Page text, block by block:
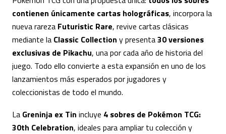
contienen únicamente cartas holográficas, incorpora la
nueva rareza Futuristic Rare, revive cartas clásicas
mediante la Classic Collection y presenta30 versiones
exclusivas de Pikachu, una por cada año de historia del
juego. Todo ello convierte a esta expansión en uno de los
lanzamientos más esperados por jugadores y
coleccionistas de todo el mundo.
La Greninja ex Tin incluye 4 sobres de Pokémon TCG:
30th Celebration, ideales para ampliar tu colección y